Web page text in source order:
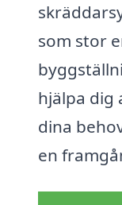
som stor
hjälpa dig
dina
en